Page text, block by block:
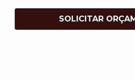
SOLICITAR